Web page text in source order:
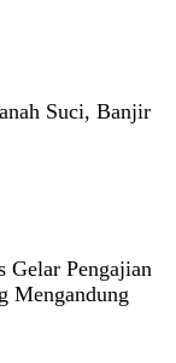
Suci, Banjir
Pengajian
Mengandung